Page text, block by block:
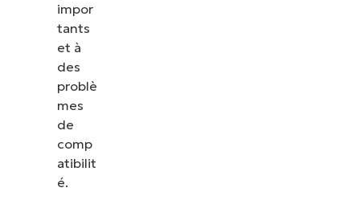
impor
tants
et à
des
problè
mes
de
comp
atibilit
é.